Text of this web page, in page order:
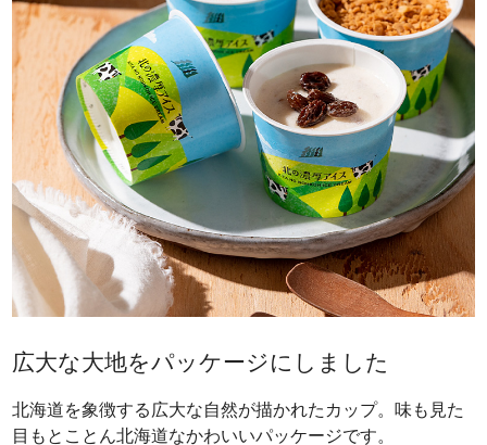
広大な大地をパッケージにしました
北海道を象徴する広大な自然が描かれたカップ。味も見た
目もとことん北海道なかわいいパッケージです。